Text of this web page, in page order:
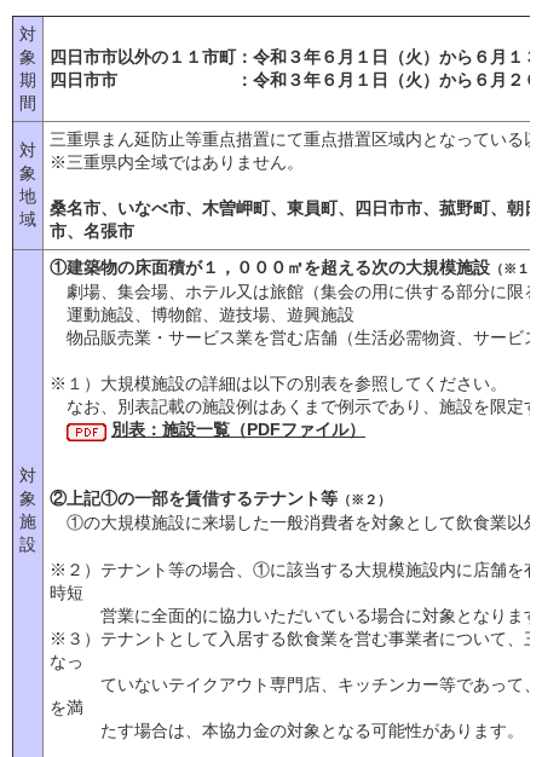
対
象
期
間
四日市市以外の１１市町：令和３年６月１日（火）から６月１
四日市市 ：令和３年６月１日（火）から６月２０
対
象
地
域
三重県まん延防止等重点措置にて重点措置区域内となっている
※三重県内全域ではありません。
桑名市、いなべ市、木曽岬町、東員町、四日市市、菰野町、朝
市、名張市
対
象
施
設
①建築物の床面積が１，０００㎡を超える次の大規模施設 （※１）
劇場、集会場、ホテル又は旅館（集会の用に供する部分に限
運動施設、博物館、遊技場、遊興施設
物品販売業・サービス業を営む店舗（生活必需物資、サービ
※１）大規模施設の詳細は以下の別表を参照してください。
なお、別表記載の施設例はあくまで例示であり、施設を限定
別表：施設一覧（PDFファイル）
②上記①の一部を賃借するテナント等 （※２）
①の大規模施設に来場した一般消費者を対象として飲食業以
※２）テナント等の場合、①に該当する大規模施設内に店舗を
時短
営業に全面的に協力いただいている場合に対象となりま
※３）テナントとして入居する飲食業を営む事業者について、
なっ
ていないテイクアウト専門店、キッチンカー等であって、
を満
たす場合は、本協力金の対象となる可能性があります。